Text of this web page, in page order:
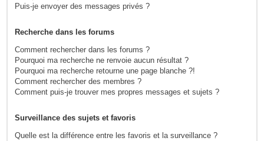
Puis-je envoyer des messages privés ?
Recherche dans les forums
Comment rechercher dans les forums ?
Pourquoi ma recherche ne renvoie aucun résultat ?
Pourquoi ma recherche retourne une page blanche ?!
Comment rechercher des membres ?
Comment puis-je trouver mes propres messages et sujets ?
Surveillance des sujets et favoris
Quelle est la différence entre les favoris et la surveillance ?